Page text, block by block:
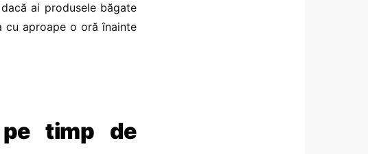
ai produsele băgate
cu aproape o oră înainte
timp de